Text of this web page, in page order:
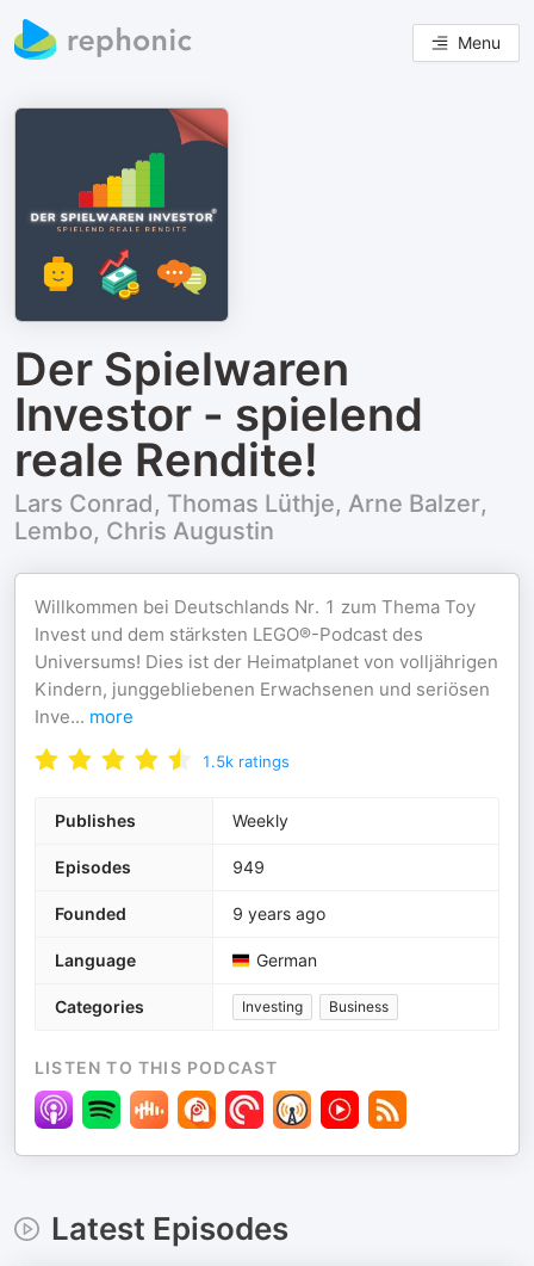
Menu
Der Spielwaren
Investor - spielend
reale Rendite!
Lars Conrad, Thomas Lüthje, Arne Balzer,
Lembo, Chris Augustin
Willkommen bei Deutschlands Nr. 1 zum Thema Toy
Invest und dem stärksten LEGO®-Podcast des
Universums! Dies ist der Heimatplanet von volljährigen
Kindern, junggebliebenen Erwachsenen und seriösen
Inve... more
1.5k ratings
Publishes Weekly
Episodes 949
Founded 9 years ago
Language German
Categories Investing Business
LISTEN TO THIS PODCAST
Latest Episodes